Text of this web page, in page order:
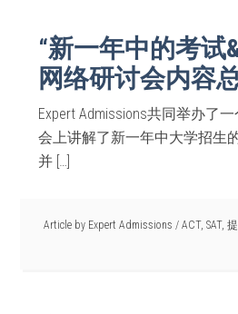
“新一年中的考试
网络研讨会内容
Expert Admissions共同举办了
会上讲解了新一年中大学招生
并 […]
Article by Expert Admissions / ACT, SAT,